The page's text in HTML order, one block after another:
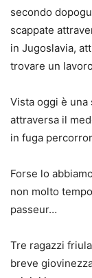
secondo
scappate
in Jugoslavia,
trovare un
Vista oggi è
attraversa il
in fuga
Forse lo
non molto
passeur…
Tre ragazzi
breve